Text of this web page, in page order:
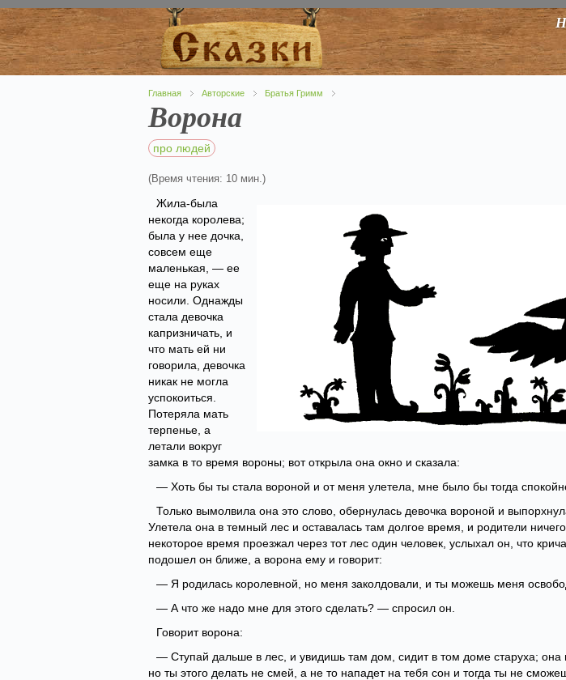
Главная Авторские Братья Гримм
Ворона
про людей
(Время чтения: 10 мин.)
Жила-была
некогда королева;
была у нее дочка,
совсем еще
маленькая, — ее
еще на руках
носили. Однажды
стала девочка
капризничать, и
что мать ей ни
говорила, девочка
никак не могла
успокоиться.
Потеряла мать
терпенье, а
летали вокруг
замка в то время вороны; вот открыла она окно и сказала:
— Хоть бы ты стала вороной и от меня улетела, мне было бы тогда
Только вымолвила она это слово, обернулась девочка вороной и
Улетела она в темный лес и оставалась там долгое время, и родители
некоторое время проезжал через тот лес один человек, услыхал он, что
подошел он ближе, а ворона ему и говорит:
— Я родилась королевной, но меня заколдовали, и ты можешь меня
— А что же надо мне для этого сделать? — спросил он.
Говорит ворона:
— Ступай дальше в лес, и увидишь там дом, сидит в том доме старуха; она
но ты этого делать не смей, а не то нападет на тебя сон и тогда ты не